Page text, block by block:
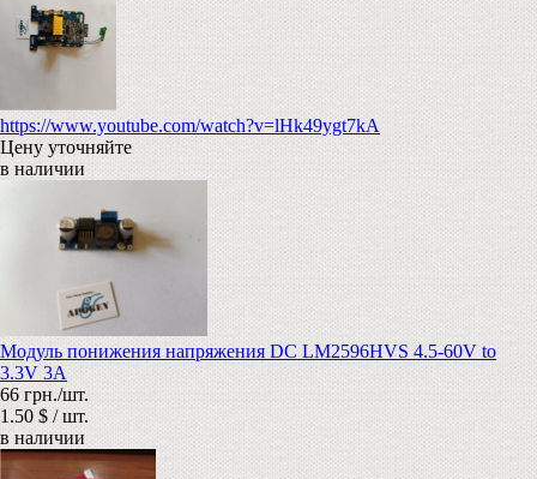
https://www.youtube.com/watch?v=lHk49ygt7kA
Цену уточняйте
в наличии
Модуль понижения напряжения DC LM2596HVS 4.5-60V to
3.3V 3A
66 грн./шт.
1.50 $ / шт.
в наличии